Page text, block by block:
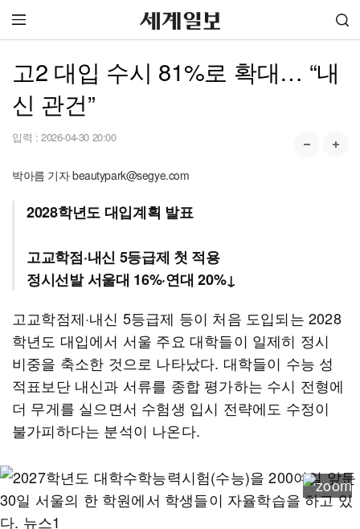
고2 대입 수시 81%로 확대… “내
신 관건”
입력 : 2026-04-30 20:00
박아름 기자 beautypark@segye.com
2028학년도 대입계획 발표
고교학점·내신 5등급제 첫 적용
정시선발 서울대 16%·연대 20%↓
고교학점제·내신 5등급제 등이 처음 도입되는 2028
학년도 대입에서 서울 주요 대학들이 일제히 정시
비중을 축소한 것으로 나타났다. 대학들이 수능 성
적표보단 내신과 서류를 종합 평가하는 수시 전형에
더 무게를 실으면서 수험생 입시 전략에도 수정이
불가피하다는 분석이 나온다.